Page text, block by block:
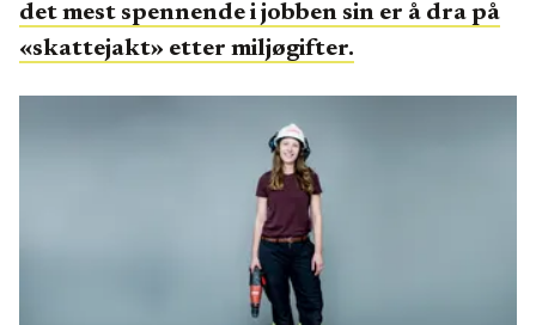
det mest spennende i jobben sin er å dra på
«skattejakt» etter miljøgifter.